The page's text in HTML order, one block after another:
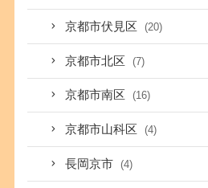
京都市伏見区 (20)
京都市北区 (7)
京都市南区 (16)
京都市山科区 (4)
長岡京市 (4)